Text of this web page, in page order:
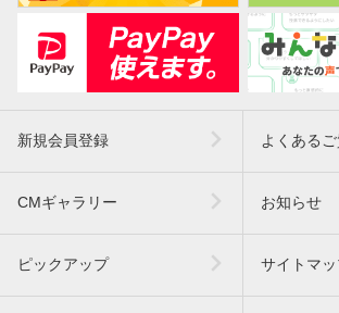
新規会員登録 よくあるご
CMギャラリー お知らせ
ピックアップ サイトマ